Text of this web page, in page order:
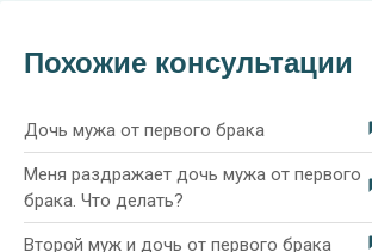
Похожие консультации
Дочь мужа от первого брака
Меня раздражает дочь мужа от первого
брака. Что делать?
Второй муж и дочь от первого брака